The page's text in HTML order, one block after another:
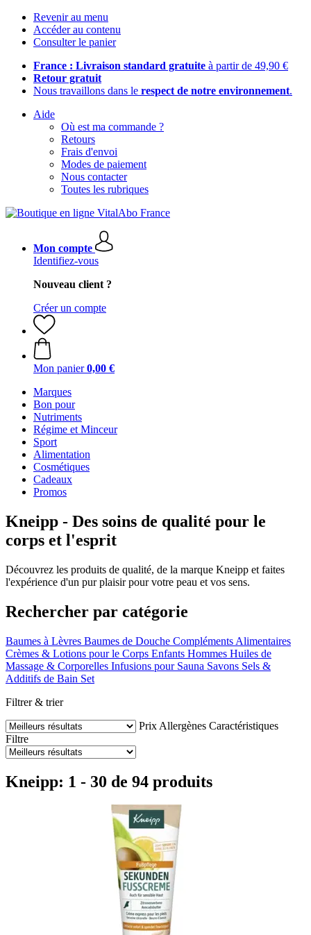
Revenir au menu
Accéder au contenu
Consulter le panier
France : Livraison standard gratuite à partir de 49,90 €
Retour gratuit
Nous travaillons dans le respect de notre environnement.
Aide
Où est ma commande ?
Retours
Frais d'envoi
Modes de paiement
Nous contacter
Toutes les rubriques
Mon compte
Identifiez-vous
Nouveau client ?
Créer un compte
Mon panier 0,00 €
Marques
Bon pour
Nutriments
Régime et Minceur
Sport
Alimentation
Cosmétiques
Cadeaux
Promos
Kneipp - Des soins de qualité pour le
corps et l'esprit
Découvrez les produits de qualité, de la marque Kneipp et faites
l'expérience d'un pur plaisir pour votre peau et vos sens.
Rechercher par catégorie
Baumes à Lèvres Baumes de Douche Compléments Alimentaires
Crèmes & Lotions pour le Corps Enfants Hommes Huiles de
Massage & Corporelles Infusions pour Sauna Savons Sels &
Additifs de Bain Set
Filtrer & trier
Prix Allergènes Caractéristiques
Filtre
Kneipp: 1 - 30 de 94 produits